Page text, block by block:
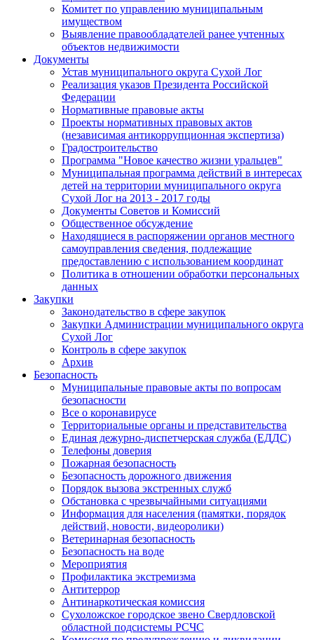
Комитет по управлению муниципальным
имуществом
Выявление правообладателей ранее учтенных
объектов недвижимости
Документы
Устав муниципального округа Сухой Лог
Реализация указов Президента Российской
Федерации
Нормативные правовые акты
Проекты нормативных правовых актов
(независимая антикоррупционная экспертиза)
Градостроительство
Программа "Новое качество жизни уральцев"
Муниципальная программа действий в интересах
детей на территории муниципального округа
Сухой Лог на 2013 - 2017 годы
Документы Советов и Комиссий
Общественное обсуждение
Находящиеся в распоряжении органов местного
самоуправления сведения, подлежащие
предоставлению с использованием координат
Политика в отношении обработки персональных
данных
Закупки
Законодательство в сфере закупок
Закупки Администрации муниципального округа
Сухой Лог
Контроль в сфере закупок
Архив
Безопасность
Муниципальные правовые акты по вопросам
безопасности
Все о коронавирусе
Территориальные органы и представительства
Единая дежурно-диспетчерская служба (ЕДДС)
Телефоны доверия
Пожарная безопасность
Безопасность дорожного движения
Порядок вызова экстренных служб
Обстановка с чрезвычайными ситуациями
Информация для населения (памятки, порядок
действий, новости, видеоролики)
Ветеринарная безопасность
Безопасность на воде
Мероприятия
Профилактика экстремизма
Антитеррор
Антинаркотическая комиссия
Сухоложское городское звено Свердловской
областной подсистемы РСЧС